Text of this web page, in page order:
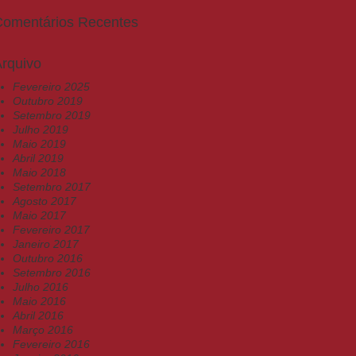
Recentes
Fevereiro 2025
Outubro 2019
Setembro 2019
Julho 2019
Maio 2019
Abril 2019
Maio 2018
Setembro 2017
Agosto 2017
Maio 2017
Fevereiro 2017
Janeiro 2017
Outubro 2016
Setembro 2016
Julho 2016
Maio 2016
Abril 2016
Março 2016
Fevereiro 2016